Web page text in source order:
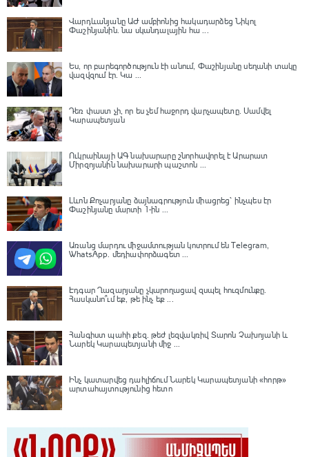
Վարդևանյանը ԱԺ ամբիոնից հակադարձեց Նիկոլ
Փաշինյանին․ նա սկանդալային հա ...
Ես, որ բարեգործություն էի անում, Փաշինյանը սեղանի տակը
վազվզում էր․ Կա ...
Դեռ փաստ չի, որ ես չեմ հաջորդ վարչապետը․ Սամվել
Կարապետյան
Ուկրաինայի ԱԳ նախարարը շնորհավորել է Արարատ
Միրզոյանին նախարարի պաշտոն ...
Լևոն Քոչարյանը ձայնագրություն միացրեց՝ ինչպես էր
Փաշինյանը մարտի 1-ին ...
Առանց մարդու միջամտության կոտրում են Telegram,
WhatsApp․ մեդիափորձագետ ...
Էդգար Ղազարյանը չկարողացավ զսպել հուզմունքը.
Հասկանո՞ւմ եք, թե ինչ եք ...
Հանգիստ պահի քեզ. թեժ լեզվակռիվ Տարոն Չախոյանի և
Նարեկ Կարապետյանի միջ ...
Ինչ կատարվեց դահլիճում Նարեկ Կարապետյանի «հորթ»
արտահայտությունից հետո